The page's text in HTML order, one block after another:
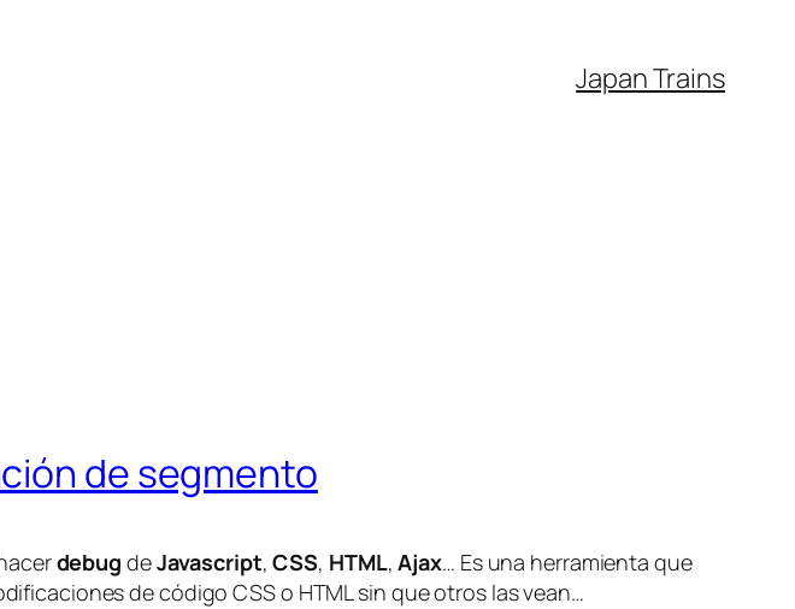
Japan Trains
de segmento
debug deJavascript,CSS, HTML,Ajax… Es una herramienta que
de código CSS o HTML sin que otros las vean…